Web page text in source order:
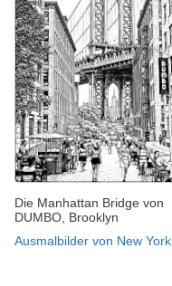
Die Manhattan Bridge von
DUMBO, Brooklyn
Ausmalbilder von New York